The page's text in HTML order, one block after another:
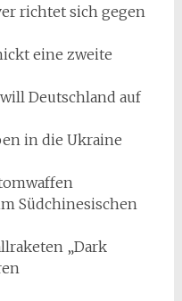
richtet sich gegen
eine zweite
Deutschland auf
in die Ukraine
Südchinesischen
„Dark